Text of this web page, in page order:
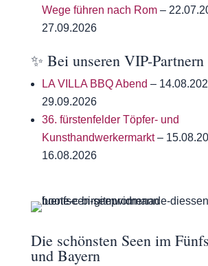
Wege führen nach Rom–
27.09.2026
✨ Bei unseren VIP-Partnern
LA VILLA BBQ Abend –
29.09.2026
36. fürstenfelder Töpfer- und
Kunsthandwerkermarkt–
16.08.2026
Die schönsten Seen im
und Bayern